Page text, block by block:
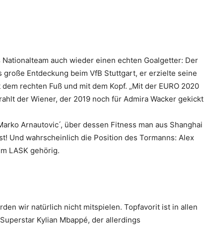
auch wieder einen echten Goalgetter: Der
große Entdeckung beim VfB Stuttgart, er erzielte seine
rechten Fuß und mit dem Kopf. „Mit der EURO 2020
der Wiener, der 2019 noch für Admira Wacker gekickt
Arnautovic ́, über dessen Fitness man aus Shanghai
Und wahrscheinlich die Position des Tormanns: Alex
LASK gehörig.
wir natürlich nicht mitspielen. Topfavorit ist in allen
Kylian Mbappé, der allerdings